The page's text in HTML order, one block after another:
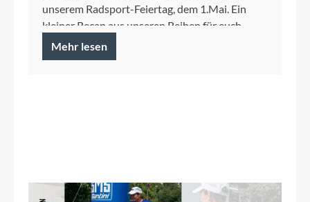
unserem Radsport-Feiertag, dem 1.Mai. Ein
kleiner Recap aus unseren Reihen für euch.
Mehr lesen